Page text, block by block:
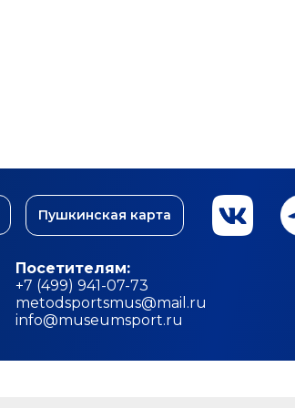
Посетителям:
+7 (499) 941-07-73
metodsportsmus@mail.ru
info@museumsport.ru
Пушкинская карта